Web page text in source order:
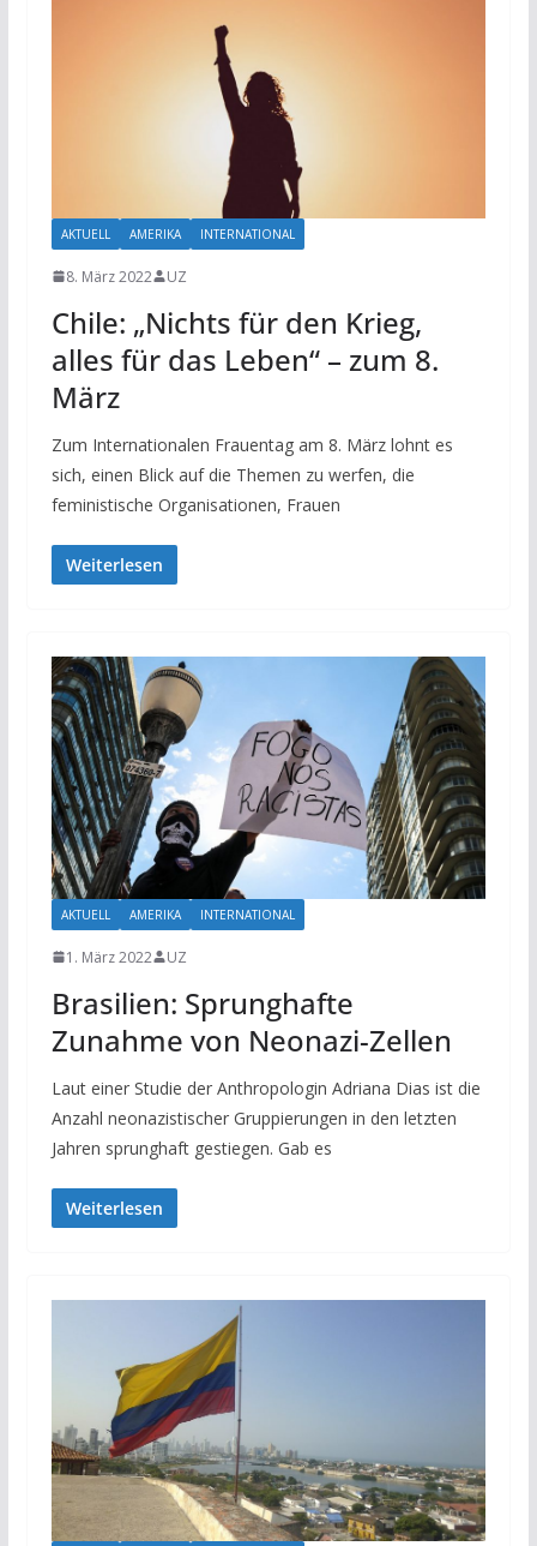
AKTUELL AMERIKA INTERNATIONAL
8. März 2022 UZ
Chile: „Nichts für den Krieg,
alles für das Leben“ – zum 8.
März
Zum Internationalen Frauentag am 8. März lohnt es
sich, einen Blick auf die Themen zu werfen, die
feministische Organisationen, Frauen
Weiterlesen
AKTUELL AMERIKA INTERNATIONAL
1. März 2022 UZ
Brasilien: Sprunghafte
Zunahme von Neonazi-Zellen
Laut einer Studie der Anthropologin Adriana Dias ist die
Anzahl neonazistischer Gruppierungen in den letzten
Jahren sprunghaft gestiegen. Gab es
Weiterlesen